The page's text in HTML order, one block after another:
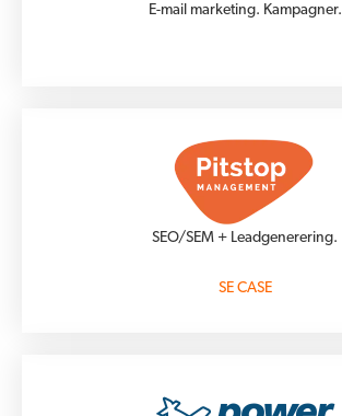
E-mail marketing. Kampagner.
SEO/SEM + Leadgenerering.
SE CASE